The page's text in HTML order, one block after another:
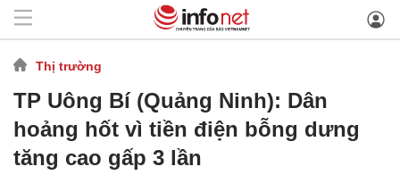
Thị trường
TP Uông Bí (Quảng Ninh): Dân
hoảng hốt vì tiền điện bỗng dưng
tăng cao gấp 3 lần